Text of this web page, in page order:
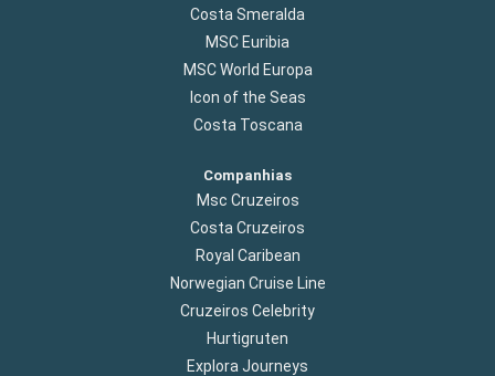
Costa Smeralda
MSC Euribia
MSC World Europa
Icon of the Seas
Costa Toscana
Companhias
Msc Cruzeiros
Costa Cruzeiros
Royal Caribean
Norwegian Cruise Line
Cruzeiros Celebrity
Hurtigruten
Explora Journeys